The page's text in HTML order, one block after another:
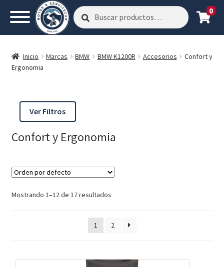
Buscar
por:
Buscar 0
Inicio Marcas BMW BMW K1200R Accesorios
Confort y
Ergonomia
Ver Filtros
Confort y Ergonomia
Mostrando 1–12 de 17 resultados
1 2